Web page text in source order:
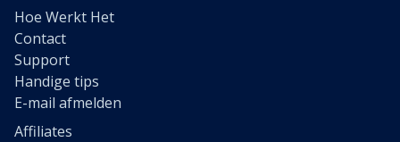
Hoe Werkt Het
Contact
Support
Handige tips
E-mail afmelden
Affiliates